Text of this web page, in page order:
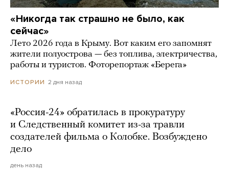
«Никогда так страшно не было, как
сейчас»
Лето 2026 года в Крыму. Вот каким его запомнят
жители полуострова — без топлива, электричества,
работы и туристов. Фоторепортаж «Берега»
ИСТОРИИ 2 дня назад
«Россия-24» обратилась в прокуратуру
и Следственный комитет из-за травли
создателей фильма о Колобке. Возбуждено
дело
день назад